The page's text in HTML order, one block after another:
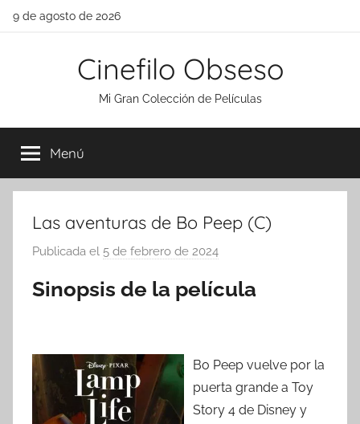
Saltar
9 de agosto de 2026
Cinefilo Obseso
Mi Gran Colección de Películas
Menú
Las aventuras de Bo Peep (C)
Publicada el 5 de febrero de 2024
r
Sinopsis de la película
Bo Peep vuelve por la
puerta grande a Toy
Story 4 de Disney y